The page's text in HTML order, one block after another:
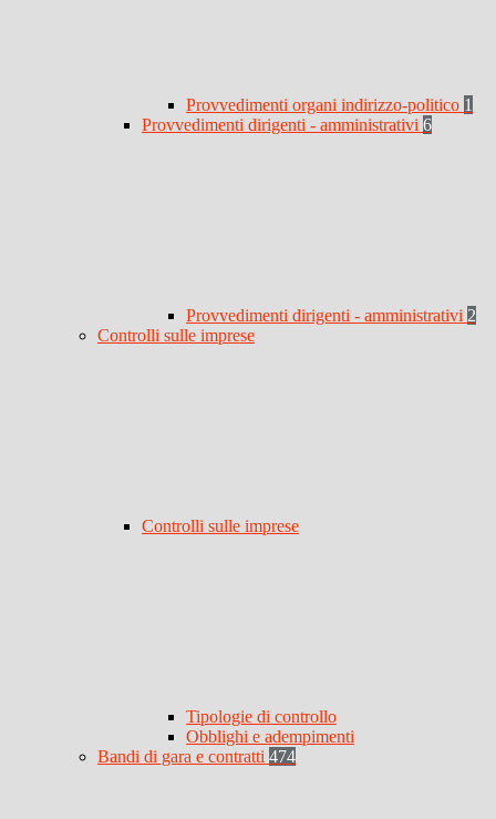
Provvedimenti organi indirizzo-politico 1
Provvedimenti dirigenti - amministrativi 6
Provvedimenti dirigenti - amministrativi 2
Controlli sulle imprese
Controlli sulle imprese
Tipologie di controllo
Obblighi e adempimenti
Bandi di gara e contratti 474